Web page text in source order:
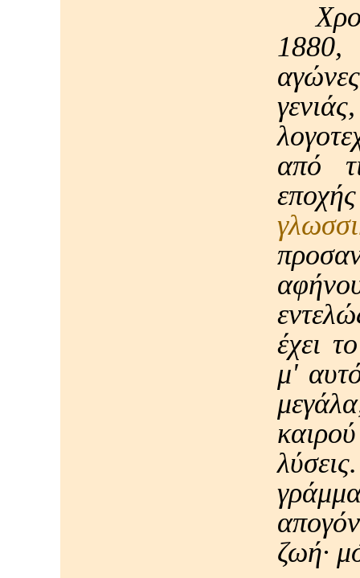
1880,
από
έχει
μ'
ζωή·